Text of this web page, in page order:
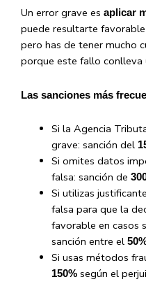
Un error grave es aplicar
puede resultarte
pero has de tener mucho
porque este fallo conlleva
Las sanciones más
Si la Agencia
grave: sanción del
Si omites datos
falsa: sanción de
Si utilizas
falsa para que la
favorable en casos
sanción entre el
Si usas métodos
150%según el